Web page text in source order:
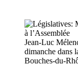
Jean-Luc
dimanche dans
Bouches-du-